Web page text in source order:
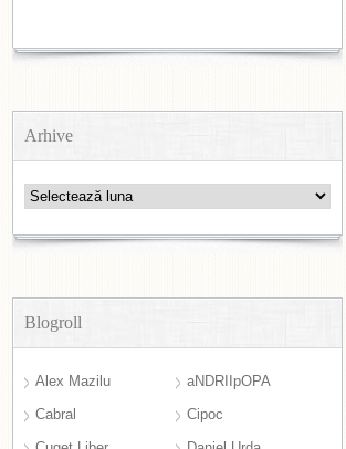
Arhive
Arhive
Blogroll
Alex Mazilu
aNDRIIpOPA
Cabral
Cipoc